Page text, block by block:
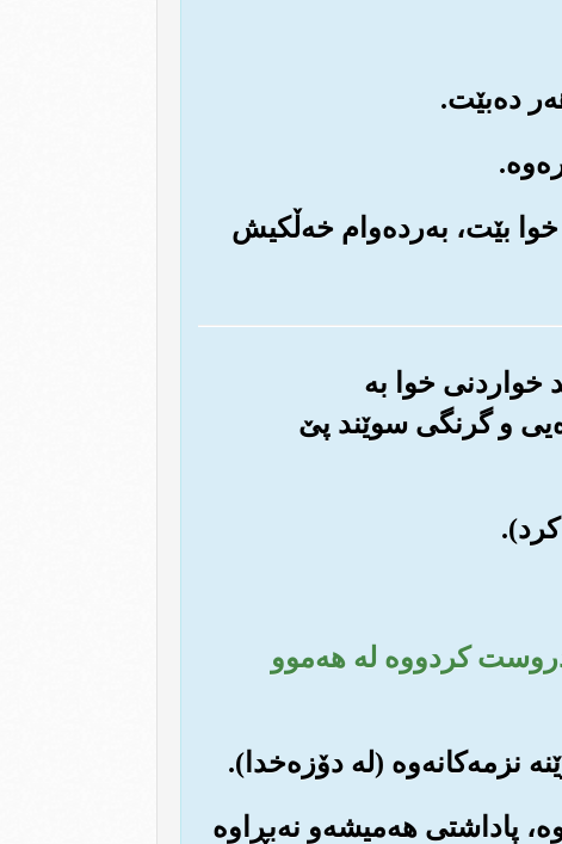
خوا بێت، به‌رده‌وام خه‌ڵکیش
خواردنی خوا به
و گرنگی سوێند پێ
دروست کردووه له هه‌موو
پاداشتی هه‌میشه‌و نه‌بڕاوه